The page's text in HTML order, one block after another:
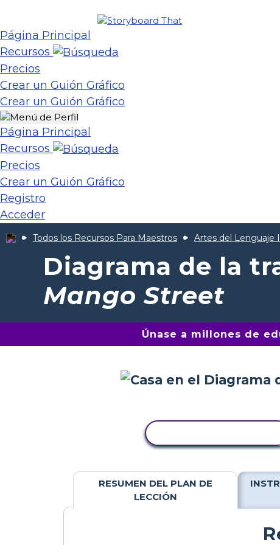
Página Principal
Recursos
Precios
Crear un Guión Gráfico
Crear un Guión Gráfico
Página Principal
Recursos
Precios
Crear un Guión Gráfico
Registro
Acceder
Todos los Recursos Para Maestros Artes del Lenguaje
Diagrama de la
Mango Street
Únase a millones de
RESUMEN DEL PLAN DE
LECCIÓN